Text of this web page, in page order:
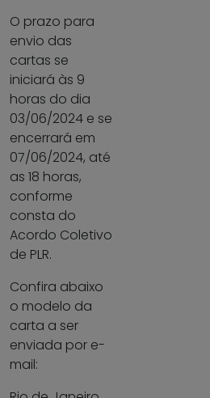
O prazo para
envio das
cartas se
iniciará às 9
horas do dia
03/06/2024 e se
encerrará em
07/06/2024, até
as 18 horas,
conforme
consta do
Acordo Coletivo
de PLR.
Confira abaixo
o modelo da
carta a ser
enviada por e-
mail: